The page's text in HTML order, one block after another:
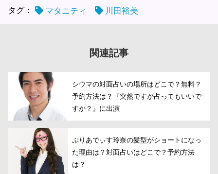
タグ：
マタニティ 川田裕美
関連記事
シウマの対面占いの場所はどこで？無料？
予約方法は？『突然ですが占ってもいいで
すか？』に出演
ぷりあでぃす玲奈の髪型がショートになっ
た理由は？対面占いはどこで？予約方法
は？